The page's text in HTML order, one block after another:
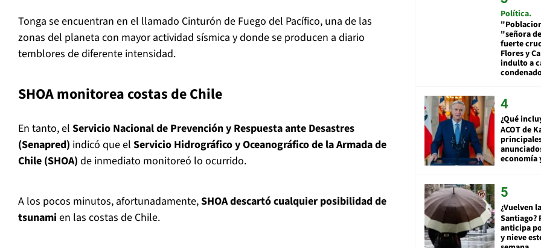
Tonga se encuentran en el llamado Cinturón de Fuego del Pacífico, una de las
zonas del planeta con mayor actividad sísmica y donde se producen a diario
temblores de diferente intensidad.
SHOA monitorea costas de Chile
En tanto, el Servicio Nacional de Prevención y Respuesta ante Desastres
(Senapred) indicó que el Servicio Hidrográfico y Oceanográfico de la Armada de
Chile (SHOA) de inmediato monitoreó lo ocurrido.
A los pocos minutos, afortunadamente,SHOA descartó cualquier posibilidad de
tsunami en las costas de Chile.
Política
"señora
fuerte
Flores y
indulto a
¿Qué
ACOT de
economía
¿Vuelven
Santiago?
anticipa
y nieve